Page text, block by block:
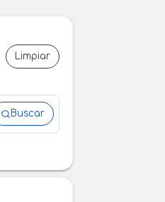
Limpiar
Buscar